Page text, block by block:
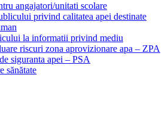
angajatori/unitati scolare
privind calitatea apei destinate
la informatii privind mediu
riscuri zona aprovizionare apa – ZPA
siguranta apei – PSA
sănătate